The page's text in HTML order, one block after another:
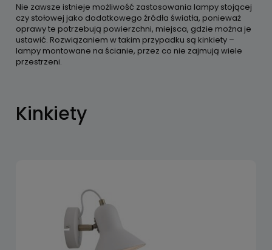
Nie zawsze istnieje możliwość zastosowania lampy stojącej
czy stołowej jako dodatkowego źródła światła, ponieważ
oprawy te potrzebują powierzchni, miejsca, gdzie można je
ustawić. Rozwiązaniem w takim przypadku są kinkiety –
lampy montowane na ścianie, przez co nie zajmują wiele
przestrzeni.
Kinkiety